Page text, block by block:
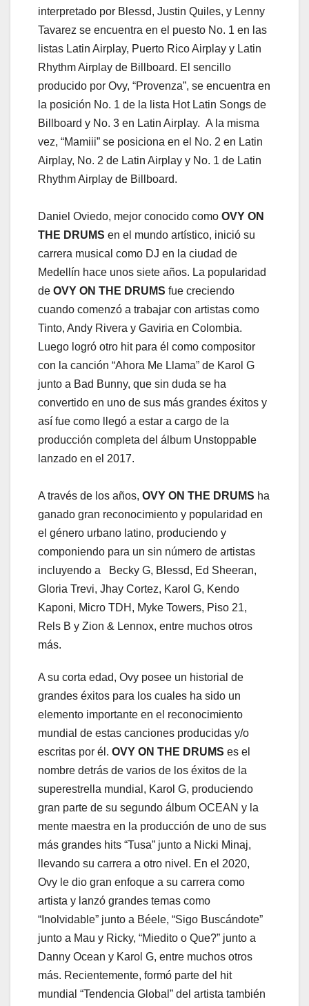
interpretado por Blessd, Justin Quiles, y Lenny
Tavarez se encuentra en el puesto No. 1 en las
listas Latin Airplay, Puerto Rico Airplay y Latin
Rhythm Airplay de Billboard. El sencillo
producido por Ovy, “Provenza”, se encuentra en
la posición No. 1 de la lista Hot Latin Songs de
Billboard y No. 3 en Latin Airplay. A la misma
vez, “Mamiii” se posiciona en el No. 2 en Latin
Airplay, No. 2 de Latin Airplay y No. 1 de Latin
Rhythm Airplay de Billboard.
Daniel Oviedo, mejor conocido como OVY ON
THE DRUMS en el mundo artístico, inició su
carrera musical como DJ en la ciudad de
Medellín hace unos siete años. La popularidad
de OVY ON THE DRUMS fue creciendo
cuando comenzó a trabajar con artistas como
Tinto, Andy Rivera y Gaviria en Colombia.
Luego logró otro hit para él como compositor
con la canción “Ahora Me Llama” de Karol G
junto a Bad Bunny, que sin duda se ha
convertido en uno de sus más grandes éxitos y
así fue como llegó a estar a cargo de la
producción completa del álbum Unstoppable
lanzado en el 2017.
A través de los años, OVY ON THE DRUMS ha
ganado gran reconocimiento y popularidad en
el género urbano latino, produciendo y
componiendo para un sin número de artistas
incluyendo a Becky G, Blessd, Ed Sheeran,
Gloria Trevi, Jhay Cortez, Karol G, Kendo
Kaponi, Micro TDH, Myke Towers, Piso 21,
Rels B y Zion & Lennox, entre muchos otros
más.
A su corta edad, Ovy posee un historial de
grandes éxitos para los cuales ha sido un
elemento importante en el reconocimiento
mundial de estas canciones producidas y/o
escritas por él. OVY ON THE DRUMS es el
nombre detrás de varios de los éxitos de la
superestrella mundial, Karol G, produciendo
gran parte de su segundo álbum OCEAN y la
mente maestra en la producción de uno de sus
más grandes hits “Tusa” junto a Nicki Minaj,
llevando su carrera a otro nivel. En el 2020,
Ovy le dio gran enfoque a su carrera como
artista y lanzó grandes temas como
“Inolvidable” junto a Béele, “Sigo Buscándote”
junto a Mau y Ricky, “Miedito o Que?” junto a
Danny Ocean y Karol G, entre muchos otros
más. Recientemente, formó parte del hit
mundial “Tendencia Global” del artista también